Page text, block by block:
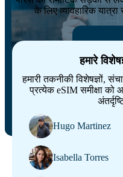
के लिए व्यावहारिक
हमारे
हमारी तकनीकी विशेषज्ञों,
प्रत्येक eSIM समीक्षा को
Hugo Martinez
Isabella Torres